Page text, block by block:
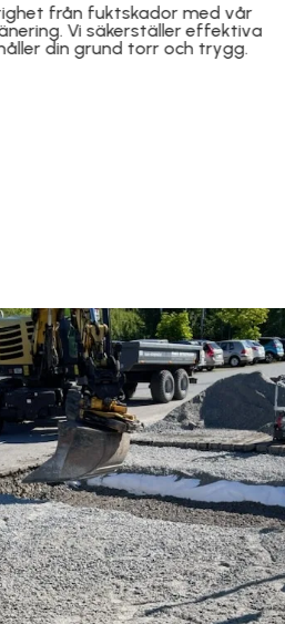
med precision för allt från
till större byggprojekt,
efter dina behov.